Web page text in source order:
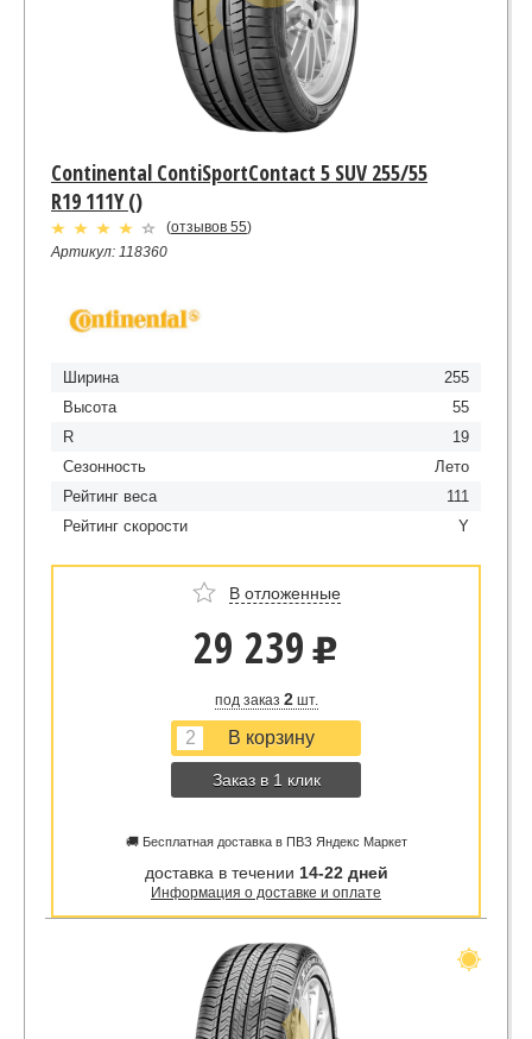
Continental ContiSportContact 5 SUV 255/55
R19 111Y ()
(отзывов 55)
Артикул: 118360
Ширина
255
Высота
55
R
19
Сезонность
Лето
Рейтинг веса
111
Рейтинг скорости
Y
В отложенные
29 239 u
под заказ 2шт.
Заказ в 1 клик
🚚 Бесплатная доставка в ПВЗ Яндекс Маркет
доставка в течении 14-22 дней
Информация о доставке и оплате